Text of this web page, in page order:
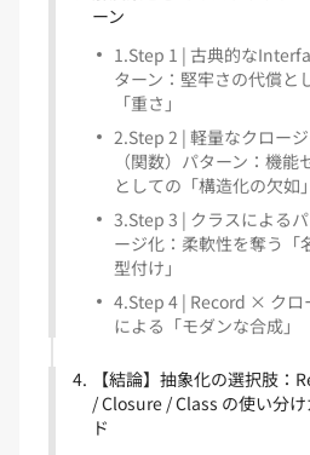
ーン
1.Step 1 | 古典的な
ターン：堅牢さの代償と
「重さ」
2.Step 2 | 軽量なクロージ
（関数）パターン：機能
としての「構造化の欠如」
3.Step 3 | クラスによる
ージ化：柔軟性を奪う「
型付け」
4.Step 4 | Record × クロ
による「モダンな合成」
4.
【結論】抽象化の選択肢：
/ Closure / Class の使い分け
ド